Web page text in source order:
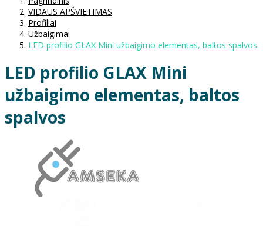
VIDAUS APŠVIETIMAS
Profiliai
Užbaigimai
LED profilio GLAX Mini užbaigimo elementas, baltos spalvos
LED profilio GLAX Mini
užbaigimo elementas, baltos
spalvos